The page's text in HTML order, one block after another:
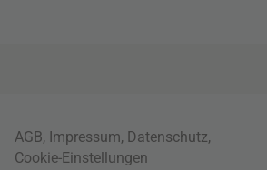
AGB, Impressum, Datenschutz,
Cookie-Einstellungen